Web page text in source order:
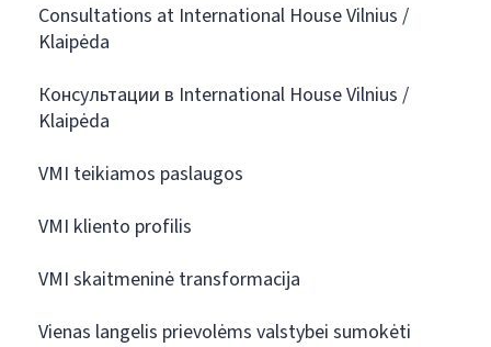
Consultations at International House Vilnius /
Klaipėda
Консультации в International House Vilnius /
Klaipėda
VMI teikiamos paslaugos
VMI kliento profilis
VMI skaitmeninė transformacija
Vienas langelis prievolėms valstybei sumokėti